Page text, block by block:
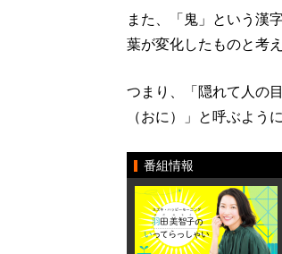
また、「鬼」という漢
葉が変化したものと考
つまり、「隠れて人の
（おに）」と呼ぶよう
番組情報